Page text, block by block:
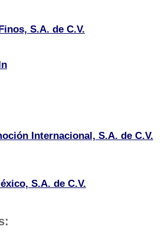
S.A. de C.V.
Internacional, S.A. de C.V.
S.A. de C.V.